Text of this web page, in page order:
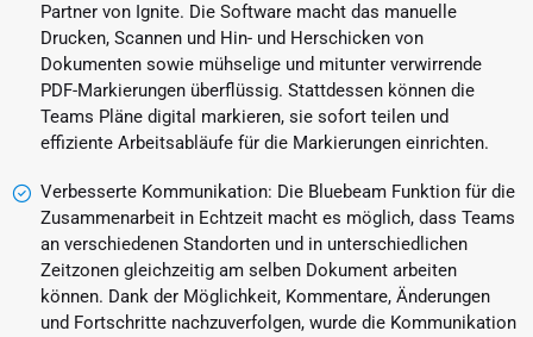
Partner von Ignite. Die Software macht das manuelle
Drucken, Scannen und Hin- und Herschicken von
Dokumenten sowie mühselige und mitunter verwirrende
PDF-Markierungen überflüssig. Stattdessen können die
Teams Pläne digital markieren, sie sofort teilen und
effiziente Arbeitsabläufe für die Markierungen einrichten.
Verbesserte Kommunikation: Die Bluebeam Funktion für die
Zusammenarbeit in Echtzeit macht es möglich, dass Teams
an verschiedenen Standorten und in unterschiedlichen
Zeitzonen gleichzeitig am selben Dokument arbeiten
können. Dank der Möglichkeit, Kommentare, Änderungen
und Fortschritte nachzuverfolgen, wurde die Kommunikation